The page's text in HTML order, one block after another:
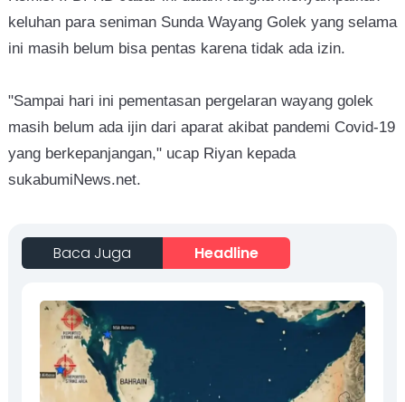
keluhan para seniman Sunda Wayang Golek yang selama
ini masih belum bisa pentas karena tidak ada izin.
"Sampai hari ini pementasan pergelaran wayang golek
masih belum ada ijin dari aparat akibat pandemi Covid-19
yang berkepanjangan," ucap Riyan kepada
sukabumiNews.net.
Baca Juga Headline